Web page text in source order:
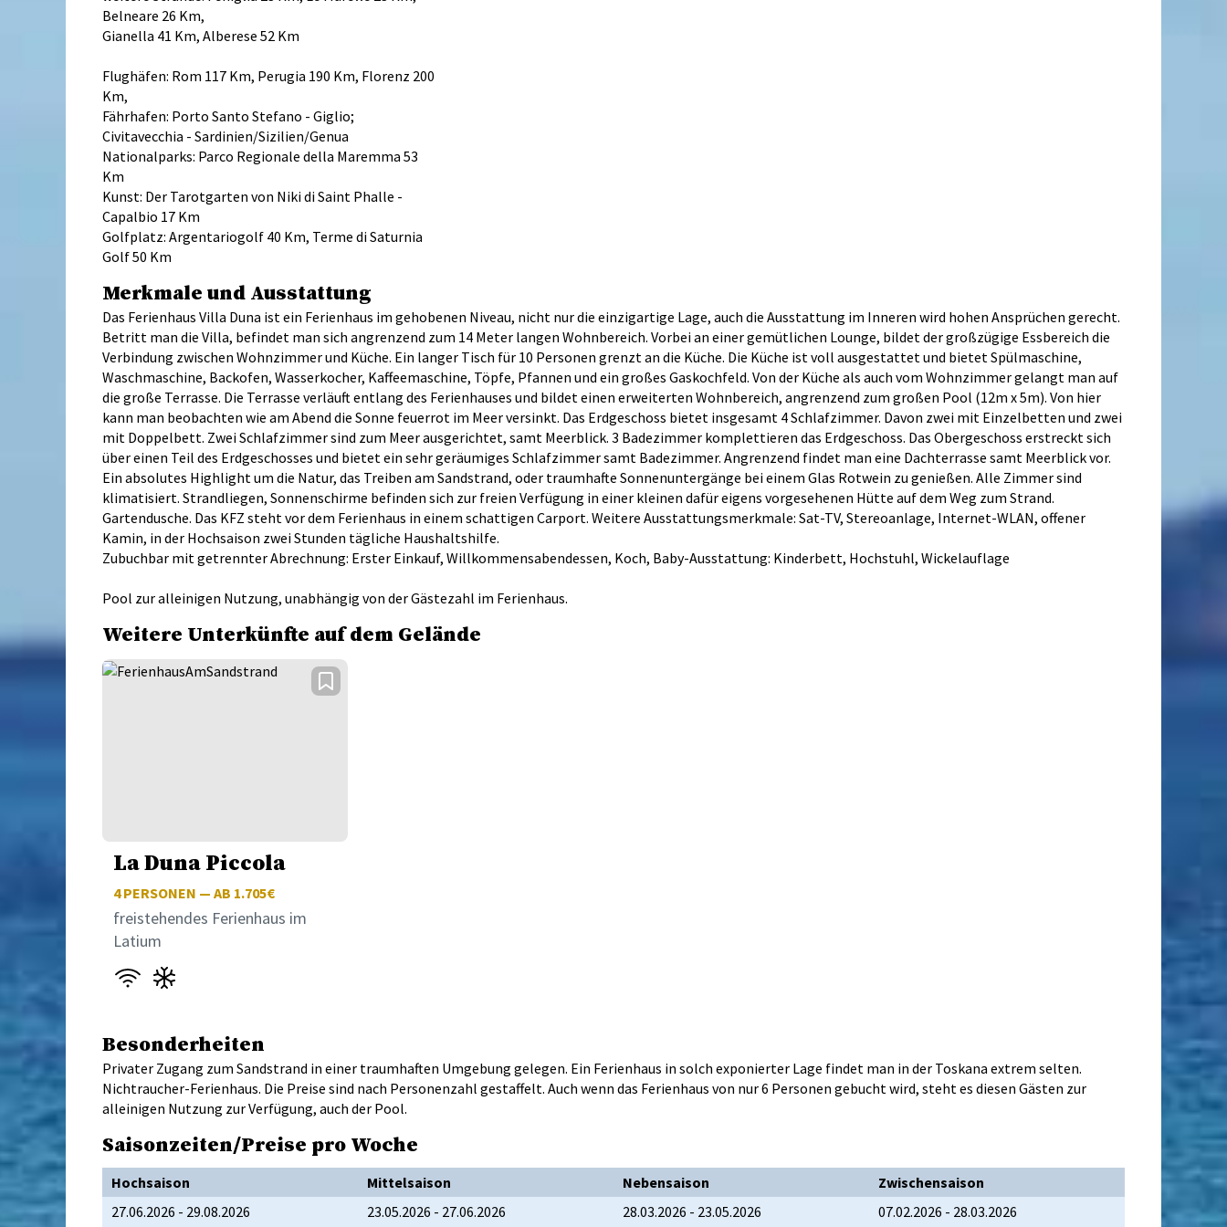
Belneare 26 Km,
Gianella 41 Km, Alberese 52 Km
Flughäfen: Rom 117 Km, Perugia 190 Km, Florenz 200
Km,
Fährhafen: Porto Santo Stefano - Giglio;
Civitavecchia - Sardinien/Sizilien/Genua
Nationalparks: Parco Regionale della Maremma 53
Km
Kunst: Der Tarotgarten von Niki di Saint Phalle -
Capalbio 17 Km
Golfplatz: Argentariogolf 40 Km, Terme di Saturnia
Golf 50 Km
Merkmale und Ausstattung
Das Ferienhaus Villa Duna ist ein Ferienhaus im gehobenen Niveau, nicht nur die einzigartige Lage, auch die Ausstattung im Inneren wird hohen Ansprüchen gerecht.
Betritt man die Villa, befindet man sich angrenzend zum 14 Meter langen Wohnbereich. Vorbei an einer gemütlichen Lounge, bildet der großzügige Essbereich die
Verbindung zwischen Wohnzimmer und Küche. Ein langer Tisch für 10 Personen grenzt an die Küche. Die Küche ist voll ausgestattet und bietet Spülmaschine,
Waschmaschine, Backofen, Wasserkocher, Kaffeemaschine, Töpfe, Pfannen und ein großes Gaskochfeld. Von der Küche als auch vom Wohnzimmer gelangt man auf
die große Terrasse. Die Terrasse verläuft entlang des Ferienhauses und bildet einen erweiterten Wohnbereich, angrenzend zum großen Pool (12m x 5m). Von hier
kann man beobachten wie am Abend die Sonne feuerrot im Meer versinkt. Das Erdgeschoss bietet insgesamt 4 Schlafzimmer. Davon zwei mit Einzelbetten und zwei
mit Doppelbett. Zwei Schlafzimmer sind zum Meer ausgerichtet, samt Meerblick. 3 Badezimmer komplettieren das Erdgeschoss. Das Obergeschoss erstreckt sich
über einen Teil des Erdgeschosses und bietet ein sehr geräumiges Schlafzimmer samt Badezimmer. Angrenzend findet man eine Dachterrasse samt Meerblick vor.
Ein absolutes Highlight um die Natur, das Treiben am Sandstrand, oder traumhafte Sonnenuntergänge bei einem Glas Rotwein zu genießen. Alle Zimmer sind
klimatisiert. Strandliegen, Sonnenschirme befinden sich zur freien Verfügung in einer kleinen dafür eigens vorgesehenen Hütte auf dem Weg zum Strand.
Gartendusche. Das KFZ steht vor dem Ferienhaus in einem schattigen Carport. Weitere Ausstattungsmerkmale: Sat-TV, Stereoanlage, Internet-WLAN, offener
Kamin, in der Hochsaison zwei Stunden tägliche Haushaltshilfe.
Zubuchbar mit getrennter Abrechnung: Erster Einkauf, Willkommensabendessen, Koch, Baby-Ausstattung: Kinderbett, Hochstuhl, Wickelauflage
Pool zur alleinigen Nutzung, unabhängig von der Gästezahl im Ferienhaus.
Weitere Unterkünfte auf dem Gelände
La Duna Piccola
4PERSONEN — AB 1.705€
freistehendes Ferienhaus im
Latium
Besonderheiten
Privater Zugang zum Sandstrand in einer traumhaften Umgebung gelegen. Ein Ferienhaus in solch exponierter Lage findet man in der Toskana extrem selten.
Nichtraucher-Ferienhaus. Die Preise sind nach Personenzahl gestaffelt. Auch wenn das Ferienhaus von nur 6 Personen gebucht wird, steht es diesen Gästen zur
alleinigen Nutzung zur Verfügung, auch der Pool.
Saisonzeiten/Preise pro Woche
Hochsaison Mittelsaison Nebensaison
Zwischensaison
27.06.2026 - 29.08.2026
23.05.2026 - 27.06.2026
28.03.2026 - 23.05.2026
07.02.2026 - 28.03.2026